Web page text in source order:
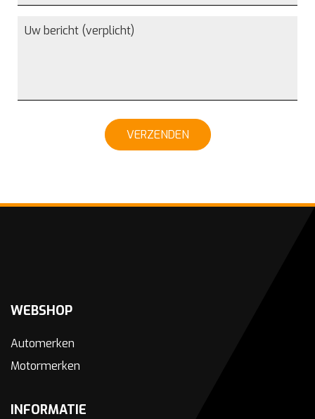
VERZENDEN
WEBSHOP
Automerken
Motormerken
INFORMATIE